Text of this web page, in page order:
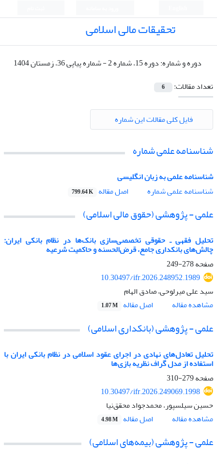
تحقیقات مالی اسلامی
دوره و شماره:دوره 15، شماره 2 - شماره پیاپی 36، زمستان 1404
تعداد مقالات:
6
فایل کلی مقالات این شماره
شناسنامه علمی شماره
شناسنامه علمی به زبان انگلیسی
شناسنامه علمی شماره
اصل مقاله 799.64 K
علمی - پژوهشی (حقوق مالی اسلامی)
تحلیل فقهی ـ حقوقی تخصصی‌سازی بانک‌ها در نظام بانکی ایران:
چالش‌های بانکداری جامع، قرض‌الحسنه و حاکمیت شرعیه
صفحه278-249
10.30497/ifr.2026.248952.1989
سید علی میرلوحی، صادق الهام
مشاهده مقاله
اصل مقاله 1.07 M
علمی - پژوهشی (بانکداری اسلامی)
تحلیل تعادل‌های نهادی در اجرای عقود اسلامی در نظام بانکی ایران با
استفاده از مدل گراف نظریه بازی‌ها
صفحه279-310
10.30497/ifr.2026.249069.1998
حسین سیلسپور، محمدجواد محقق‌نیا
مشاهده مقاله
اصل مقاله 4.98 M
علمی - پژوهشی (بیمه‌های اسلامی)